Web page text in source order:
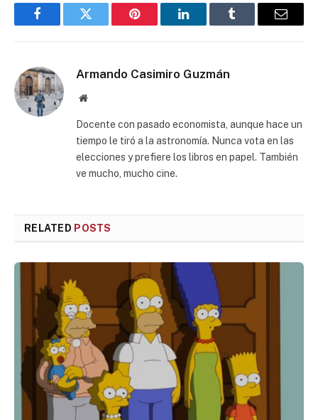
FacebookTwitter Pinterest LinkedInTumblr Email
Armando Casimiro Guzmán
Website
Docente con pasado economista, aunque hace un
tiempo le tiró a la astronomía. Nunca vota en las
elecciones y prefiere los libros en papel. También
ve mucho, mucho cine.
RELATED POSTS